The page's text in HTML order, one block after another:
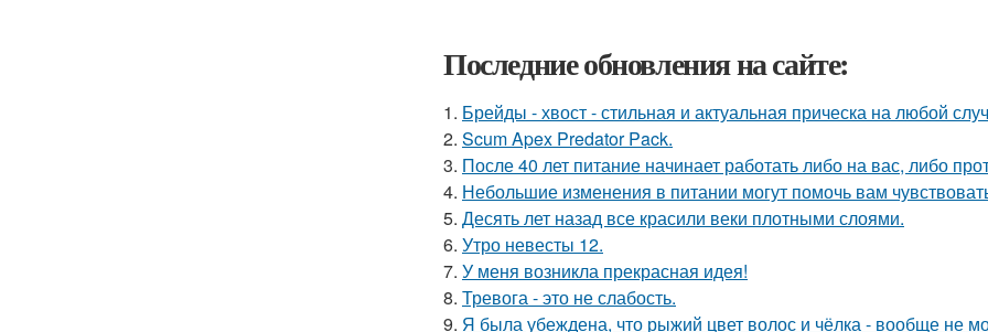
Последние обновления на сайте:
1. Брейды - хвост - стильная и актуальная прическа на любой
2. Scum Apex Predator Pack.
3. После 40 лет питание начинает работать либо на вас, либо
4. Небольшие изменения в питании могут помочь вам
5. Десять лет назад все красили веки плотными слоями.
6. Утро невесты 12.
7. У меня возникла прекрасная идея!
8. Тревога - это не слабость.
9. Я была убеждена, что рыжий цвет волос и чёлка - вообще не